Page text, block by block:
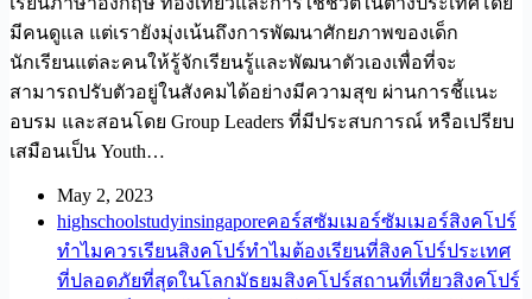
มีคนดูแล แต่เรายังมุ่งเน้นถึงการพัฒนาศักยภาพของเด็ก
นักเรียนแต่ละคนให้รู้จักเรียนรู้และพัฒนาตัวเองเพื่อที่จะ
สามารถปรับตัวอยู่ในสังคมได้อย่างมีความสุข ผ่านการชี้แนะ
อบรม และสอนโดย Group Leaders ที่มีประสบการณ์ หรือเปรียบ
เสมือนเป็น Youth…
May 2, 2023
highschoolstudyinsingaporeคอร์สซัมเมอร์ซัมเมอร์สิงคโปร์
ทำไมควรเรียนสิงคโปร์ทำไมต้องเรียนที่สิงคโปร์ประเทศ
ที่ปลอดภัยที่สุดในโลกมัธยมสิงคโปร์สถานที่เที่ยวสิงคโปร์